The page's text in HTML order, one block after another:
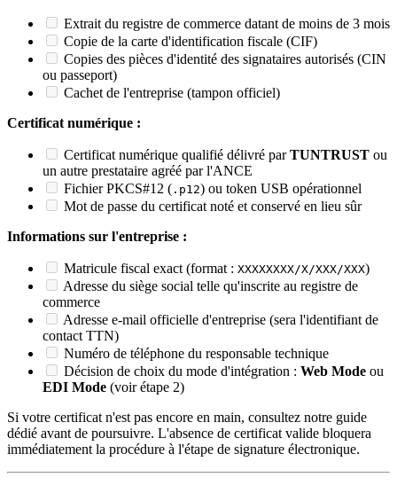
Extrait du registre de commerce datant de moins de 3 mois
Copie de la carte d'identification fiscale (CIF)
Copies des pièces d'identité des signataires autorisés (CIN
ou passeport)
Cachet de l'entreprise (tampon officiel)
Certificat numérique :
Certificat numérique qualifié délivré parTUNTRUST ou
un autre prestataire agréé par l'ANCE
Fichier PKCS#12 ( .p12) ou token USB opérationnel
Mot de passe du certificat noté et conservé en lieu sûr
Informations sur l'entreprise :
Matricule fiscal exact (format : XXXXXXXX/X/XXX/XXX)
Adresse du siège social telle qu'inscrite au registre de
commerce
Adresse e-mail officielle d'entreprise (sera l'identifiant de
contact TTN)
Numéro de téléphone du responsable technique
Décision de choix du mode d'intégration : Web Mode ou
EDI Mode (voir étape 2)
Si votre certificat n'est pas encore en main, consultez notre guide
dédié avant de poursuivre. L'absence de certificat valide bloquera
immédiatement la procédure à l'étape de signature électronique.